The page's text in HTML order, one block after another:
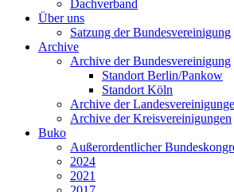
Dachverband
Über uns
Satzung der Bundesvereinigung
Archive
Archive der Bundesvereinigung
Standort Berlin/Pankow
Standort Köln
Archive der
Archive der Kreisvereinigungen
Buko
Außerordentlicher
2024
2021